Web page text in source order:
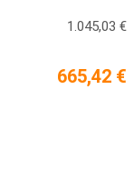
1.045,03 €
665,42 €